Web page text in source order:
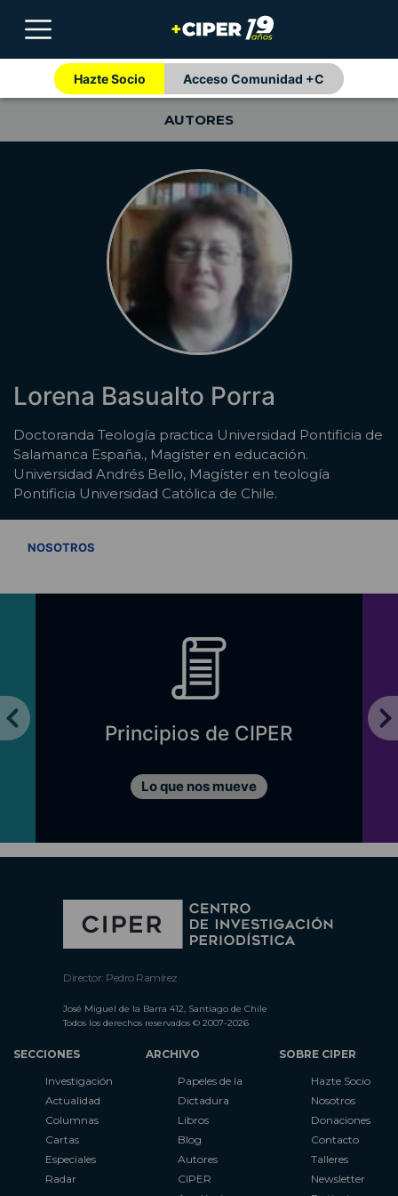
Hazte Socio Acceso Comunidad +C
AUTORES
Lorena Basualto Porra
Doctoranda Teología practica Universidad Pontificia de
Salamanca España., Magíster en educación.
Universidad Andrés Bello, Magíster en teología
Pontificia Universidad Católica de Chile.
NOSOTROS
Principios de CIPER
Lo que nos mueve
Director: Pedro Ramírez
José Miguel de la Barra 412, Santiago de Chile
Todos los derechos reservados © 2007-2026
SECCIONES
Investigación
Actualidad
Columnas
Cartas
Especiales
Radar
ARCHIVO
Papeles de la
Dictadura
Libros
Blog
Autores
CIPER
SOBRE CIPER
Hazte Socio
Nosotros
Donaciones
Contacto
Talleres
Newsletter